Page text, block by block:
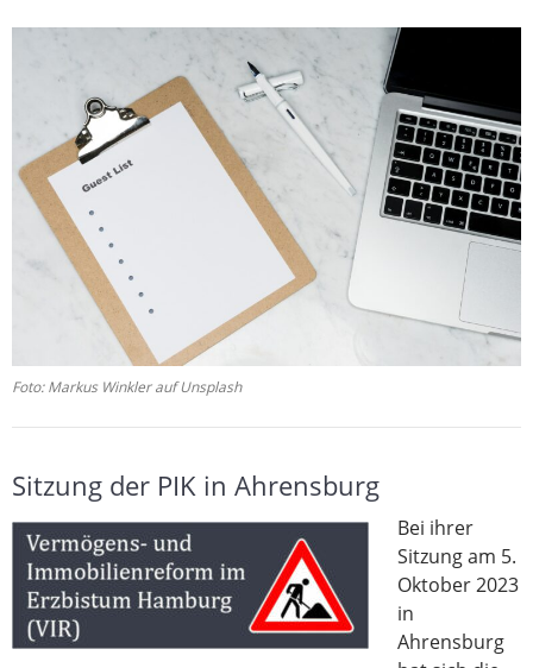
Foto: Markus Winkler auf Unsplash
Sitzung der PIK in Ahrensburg
Bei ihrer
Sitzung am 5.
Oktober 2023
in
Ahrensburg